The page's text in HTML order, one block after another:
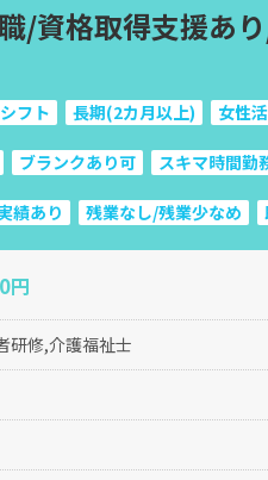
/資格取得支援あ
フト 長期(2カ月以上) 女性
ブランクあり可 スキマ時間勤
績あり 残業なし/残業少なめ
円
研修,介護福祉士